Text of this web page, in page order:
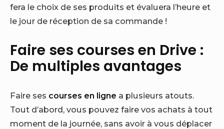
fera le choix de ses produits et évaluera l’heure et
le jour de réception de sa commande !
Faire ses courses en Drive :
De multiples avantages
Faire ses courses en ligne a plusieurs atouts.
Tout d’abord, vous pouvez faire vos achats à tout
moment de la journée, sans avoir à vous déplacer